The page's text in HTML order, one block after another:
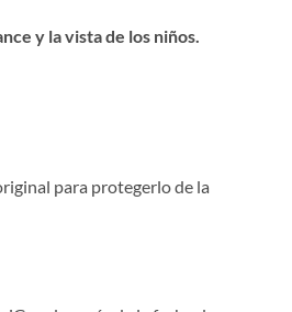
y la vista de los niños.
para protegerlo de la